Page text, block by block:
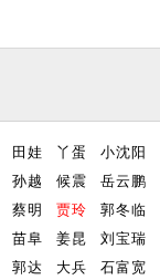
田娃 丫蛋
小沈阳
孙越 候震
岳云鹏
蔡明 贾玲
郭冬临
苗阜 姜昆
刘宝瑞
郭达 大兵 石富宽